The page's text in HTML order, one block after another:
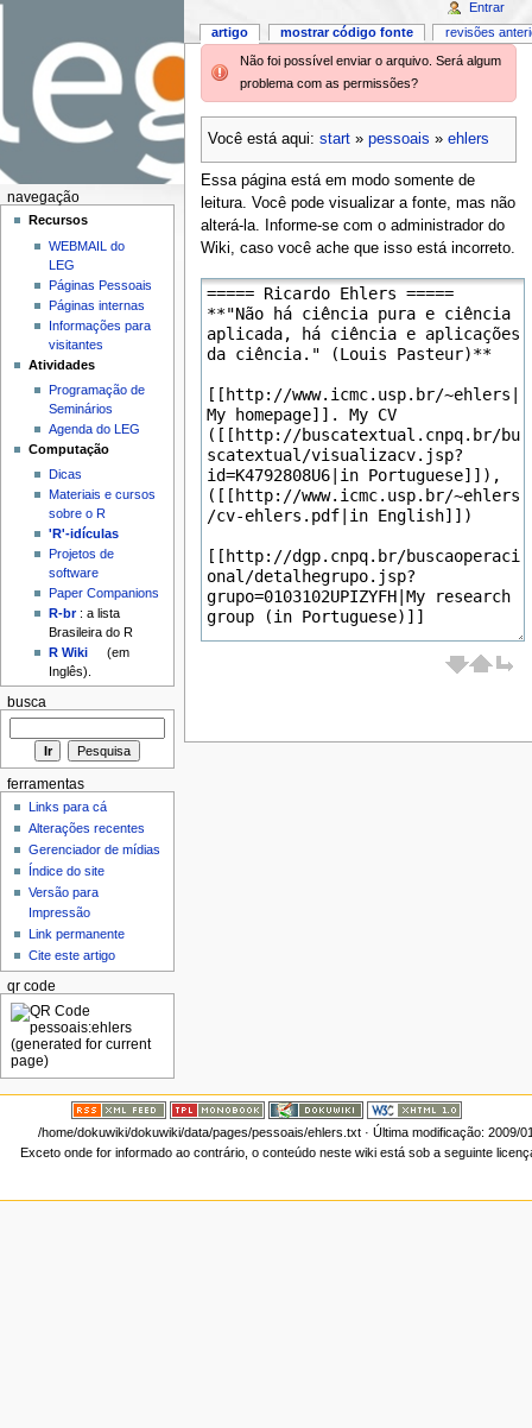
Não foi possível enviar o arquivo. Será algum
problema com as permissões?
Você está aqui: start» pessoais » ehlers
Essa página está em modo somente de
leitura. Você pode visualizar a fonte, mas não
alterá-la. Informe-se com o administrador do
Wiki, caso você ache que isso está incorreto.
artigo mostrar código fonte revisões
Entrar
navegação
Recursos
WEBMAIL do
LEG
Páginas Pessoais
Páginas internas
Informações para
visitantes
Atividades
Programação de
Seminários
Agenda do LEG
Computação
Dicas
Materiais e cursos
sobre o R
'R'-idículas
Projetos de
software
Paper Companions
R-br: a lista
Brasileira do R
R Wiki
(em
Inglês).
busca
ferramentas
Links para cá
Alterações recentes
Gerenciador de mídias
Índice do site
Versão para
Impressão
Link permanente
Cite este artigo
qr code
/home/dokuwiki/dokuwiki/data/pages/pessoais/ehlers.txt· Última modificação: 2009/
Exceto onde for informado ao contrário, o conteúdo neste wiki está sob a seguinte